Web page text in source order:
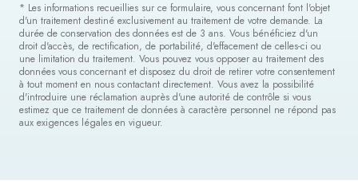
* Les informations recueillies sur ce formulaire, vous concernant font l'objet
d'un traitement destiné exclusivement au traitement de votre demande. La
durée de conservation des données est de 3 ans. Vous bénéficiez d'un
droit d'accès, de rectification, de portabilité, d'effacement de celles-ci ou
une limitation du traitement. Vous pouvez vous opposer au traitement des
données vous concernant et disposez du droit de retirer votre consentement
à tout moment en nous contactant directement. Vous avez la possibilité
d'introduire une réclamation auprès d'une autorité de contrôle si vous
estimez que ce traitement de données à caractère personnel ne répond pas
aux exigences légales en vigueur.